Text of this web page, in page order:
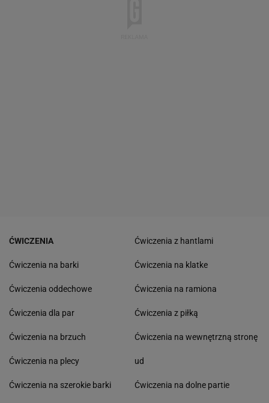
ĆWICZENIA
Ćwiczenia na barki
Ćwiczenia oddechowe
Ćwiczenia dla par
Ćwiczenia na brzuch
Ćwiczenia na plecy
Ćwiczenia na szerokie barki
Ćwiczenia z hantlami
Ćwiczenia na klatke
Ćwiczenia na ramiona
Ćwiczenia z piłką
Ćwiczenia na wewnętrzną stronę
ud
Ćwiczenia na dolne partie